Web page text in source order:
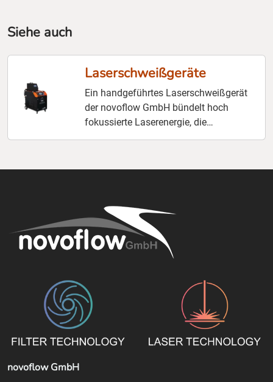
Siehe auch
Laserschweißgeräte
Ein handgeführtes Laserschweißgerät
der novoflow GmbH bündelt hoch
fokussierte Laserenergie, die
millimetergenau in die Schweißfuge
Augenblicken auf wechselnde Bauteile
einstellt. Es entstehen spritzfreie Nähte
bei äußerst geringer
Wärmeeinbringung, wodurch selbst
geschützt und zugleich die
nachgelagerte Nachbearbeitung
spürbar reduziert wird. Ergänzend
erhalten Sie Prozessintegration,
umfangreiche Einweisung sowie einen
novoflow GmbH